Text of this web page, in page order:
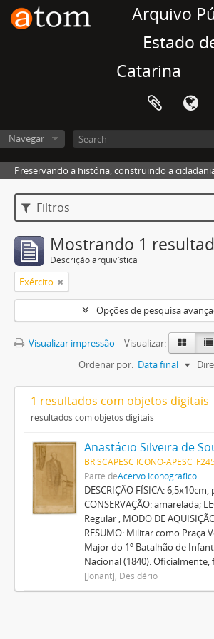
Arquivo
Estado
Catarina
Navegar
Preservando a história, construindo a
Filtros
Mostrando 1
Descrição arquivística
Exército
Opções de pesquisa
Visualizar impressão
Visualizar:
Ordenar por: Data final
1 resultados com objetos digitais
resultados com objetos digitais
BR SCAPESC ICONO-
Parte deAcervo Iconográfico
DESCRIÇÃO FÍSICA: 6,5x10cm,
CONSERVAÇÃO: amarelada;
Regular ; MODO DE
RESUMO: Militar como Praça
Major do 1º Batalhão de
Nacional (1840). Oficialmente,
[Jonant], Desidério